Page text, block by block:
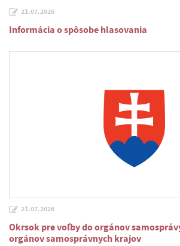
21.07.2026
Informácia o spôsobe hlasovania
21.07.2026
Okrsok pre voľby do orgánov
orgánov samosprávnych krajov